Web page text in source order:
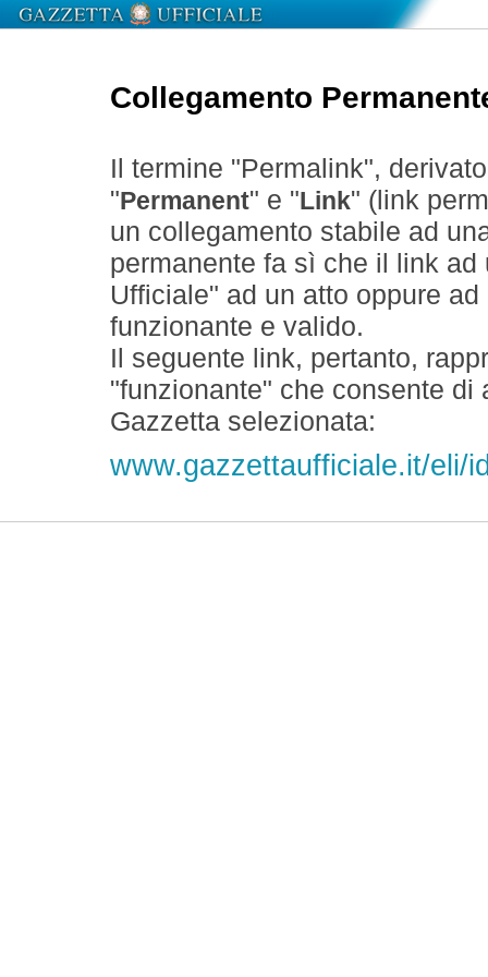
Collegamento
Il termine "Permalink",
" Permanent" e " Link" (link
un collegamento stabile ad
permanente fa sì che il link
Ufficiale" ad un atto oppure
funzionante e valido.
Il seguente link, pertanto,
"funzionante" che consente
Gazzetta selezionata:
www.gazzettaufficiale.it/eli/